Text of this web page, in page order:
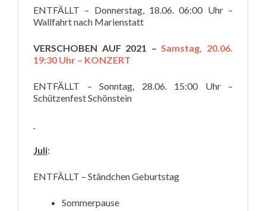
ENTFÄLLT – Donnerstag, 18.06. 06:00 Uhr –
Wallfahrt nach Marienstatt
VERSCHOBEN AUF 2021 –Samstag, 20.06.
19:30 Uhr – KONZERT
ENTFÄLLT – Sonntag, 28.06. 15:00 Uhr –
Schützenfest Schönstein
Juli:
ENTFÄLLT – Ständchen Geburtstag
Sommerpause